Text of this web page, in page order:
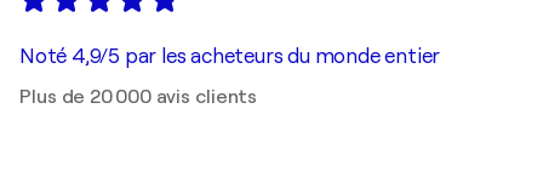
Noté 4,9/5 par les acheteurs du monde entier
Plus de 20 000 avis clients